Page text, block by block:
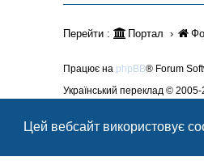
Цей вебсайт використовує
Перейти : Портал
Працює на phpBB® Forum
Український переклад ©
Конфіденційність| Умови